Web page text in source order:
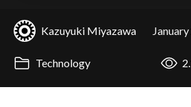
Kazuyuki Miyazawa
Technology